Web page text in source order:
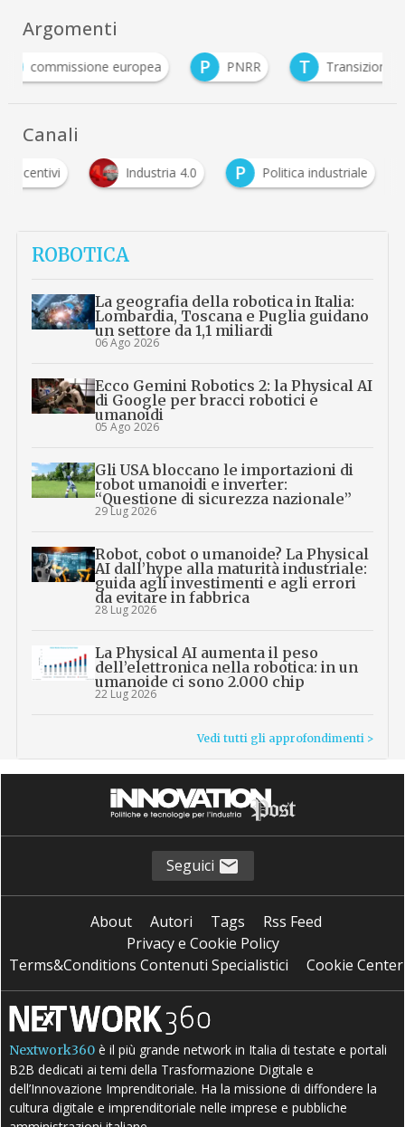
Argomenti
C
commissione europea P PNRR T
Canali
Incentivi Industria 4.0 P Politica industriale
ROBOTICA
La geografia della robotica in Italia:
Lombardia, Toscana e Puglia guidano
un settore da 1,1 miliardi
06 Ago 2026
Ecco Gemini Robotics 2: la Physical AI
di Google per bracci robotici e
umanoidi
05 Ago 2026
Gli USA bloccano le importazioni di
robot umanoidi e inverter:
“Questione di sicurezza nazionale”
29 Lug 2026
Robot, cobot o umanoide? La Physical
AI dall’hype alla maturità industriale:
guida agli investimenti e agli errori
da evitare in fabbrica
28 Lug 2026
La Physical AI aumenta il peso
dell’elettronica nella robotica: in un
umanoide ci sono 2.000 chip
22 Lug 2026
Vedi tutti gli approfondimenti >
Seguici
About Autori Tags
Rss Feed
Privacy e Cookie Policy
Terms&Conditions Contenuti Specialistici
Cookie Center
Nextwork360 è il più grande network in Italia di testate e portali
B2B dedicati ai temi della Trasformazione Digitale e
dell’Innovazione Imprenditoriale. Ha la missione di diffondere la
cultura digitale e imprenditoriale nelle imprese e pubbliche